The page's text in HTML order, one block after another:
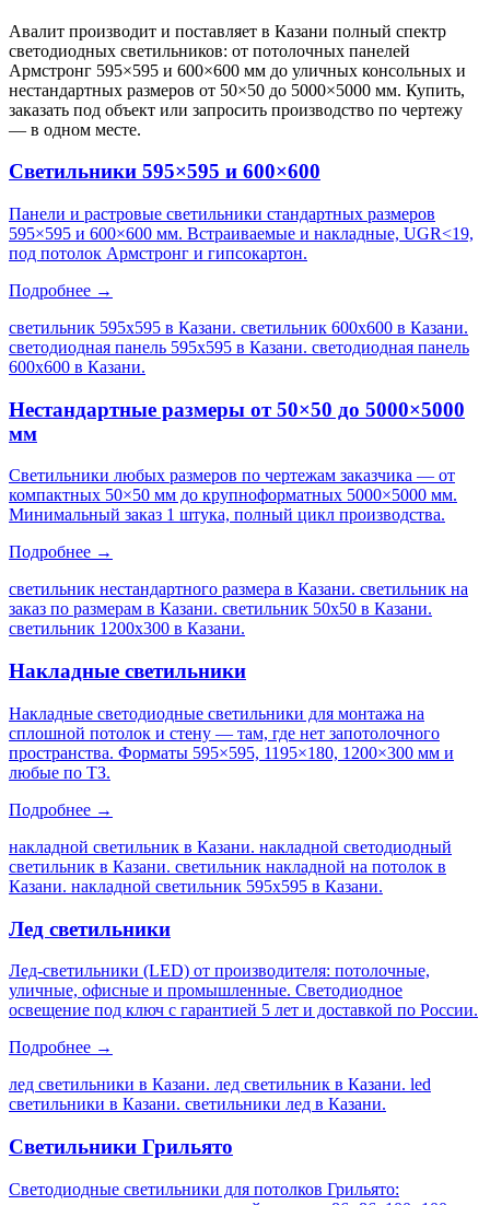
Авалит производит и поставляет в Казани полный спектр
светодиодных светильников: от потолочных панелей
Армстронг 595×595 и 600×600 мм до уличных консольных и
нестандартных размеров от 50×50 до 5000×5000 мм. Купить,
заказать под объект или запросить производство по чертежу
— в одном месте.
Светильники 595×595 и 600×600
Панели и растровые светильники стандартных размеров
595×595 и 600×600 мм. Встраиваемые и накладные, UGR<19,
под потолок Армстронг и гипсокартон.
Подробнее →
светильник 595х595 в Казани. светильник 600х600 в Казани.
светодиодная панель 595х595 в Казани. светодиодная панель
600х600 в Казани.
Нестандартные размеры от 50×50 до 5000×5000
мм
Светильники любых размеров по чертежам заказчика — от
компактных 50×50 мм до крупноформатных 5000×5000 мм.
Минимальный заказ 1 штука, полный цикл производства.
Подробнее →
светильник нестандартного размера в Казани. светильник на
заказ по размерам в Казани. светильник 50х50 в Казани.
светильник 1200х300 в Казани.
Накладные светильники
Накладные светодиодные светильники для монтажа на
сплошной потолок и стену — там, где нет запотолочного
пространства. Форматы 595×595, 1195×180, 1200×300 мм и
любые по ТЗ.
Подробнее →
накладной светильник в Казани. накладной светодиодный
светильник в Казани. светильник накладной на потолок в
Казани. накладной светильник 595х595 в Казани.
Лед светильники
Лед-светильники (LED) от производителя: потолочные,
уличные, офисные и промышленные. Светодиодное
освещение под ключ с гарантией 5 лет и доставкой по России.
Подробнее →
лед светильники в Казани. лед светильник в Казани. led
светильники в Казани. светильники лед в Казани.
Светильники Грильято
Светодиодные светильники для потолков Грильято: